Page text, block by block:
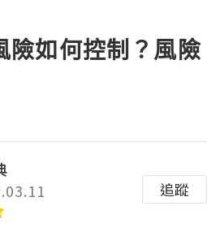
險如何控制？風險
追蹤